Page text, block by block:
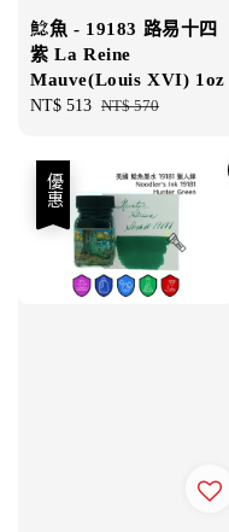
鯰魚 - 19183 路易十四
紫 La Reine
Mauve(Louis XVI) 1oz
Sale
NT$ 513 Regular
NT$ 570
優惠